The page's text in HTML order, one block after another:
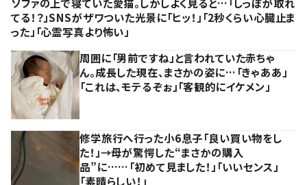
てる！？」SNSがザワついた光景に「ヒッ！」「2秒くらい心臓止ま
った」「心霊写真より怖い」
周囲に「男前ですね」と言われていた赤ちゃ
ん。成長した現在、まさかの姿に…「きゃああ」
「これは、モテるぞぉ」「客観的にイケメン」
修学旅行へ行った小6息子「良い買い物をし
た！」→母が驚愕した“まさかの購入
品”に……「初めて見ました！」「いいセンス」
「素晴らしい！」